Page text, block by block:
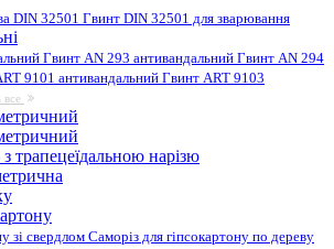
DIN 32501 Гвинт DIN 32501 для зварювання
Гвинт AN 293 антивандальний Гвинт AN 294
9101 антивандальний Гвинт ART 9103
все
трапецеїдальною нарізю
зі свердлом Саморіз для гіпсокартону по дереву